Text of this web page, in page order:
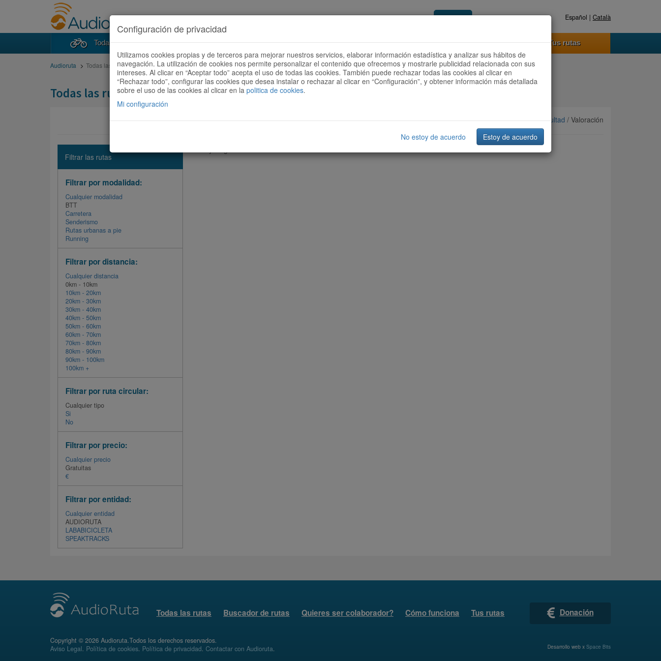
Acceder Registrate ahora Español | Català
Todas las rutas Buscador de rutas Quieres ser colaborador? Cómo funciona Tus rutas
Audioruta Todas las rutas
Todas las rutas
Ordenar por:Más recientes/Dificultad / Valoración
Filtrar las rutas
Filtrar por modalidad:
Cualquier modalidad
BTT
Carretera
Senderismo
Rutas urbanas a pie
Running
Filtrar por distancia:
Cualquier distancia
0km - 10km
10km - 20km
20km - 30km
30km - 40km
40km - 50km
50km - 60km
60km - 70km
70km - 80km
80km - 90km
90km - 100km
100km +
Filtrar por ruta circular:
Cualquier tipo
Si
No
Filtrar por precio:
Cualquier precio
Gratuitas
€
Filtrar por entidad:
Cualquier entidad
AUDIORUTA
LABABICICLETA
SPEAKTRACKS
Todas las rutas Buscador de rutas Quieres ser colaborador? Cómo funciona Tus rutas Donación
Copyright © 2026 Audioruta.Todos los derechos reservados.
Aviso Legal. Política de cookies. Política de privacidad. Contactar con Audioruta. Desarrollo web x Space Bits
Configuración de privacidad
Utilizamos cookies propias y de terceros para mejorar nuestros servicios, elaborar información estadística y analizar sus hábitos de
navegación. La utilización de cookies nos permite personalizar el contenido que ofrecemos y mostrarle publicidad relacionada con sus
intereses. Al clicar en “Aceptar todo” acepta el uso de todas las cookies. También puede rechazar todas las cookies al clicar en
“Rechazar todo”, configurar las cookies que desea instalar o rechazar al clicar en “Configuración”, y obtener información más detallada
sobre el uso de las cookies al clicar en la politica de cookies.
Mi configuración
No estoy de acuerdo Estoy de acuerdo